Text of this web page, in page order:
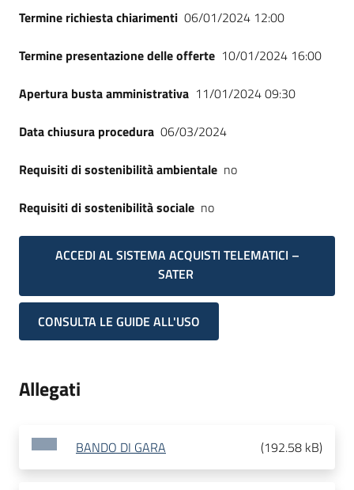
Termine richiesta chiarimenti 06/01/2024 12:00
Termine presentazione delle offerte 10/01/2024 16:00
Apertura busta amministrativa 11/01/2024 09:30
Data chiusura procedura 06/03/2024
Requisiti di sostenibilità ambientale no
Requisiti di sostenibilità sociale no
ACCEDI AL SISTEMA ACQUISTI TELEMATICI –
SATER
CONSULTA LE GUIDE ALL'USO
Allegati
BANDO DI GARA (192.58 kB)